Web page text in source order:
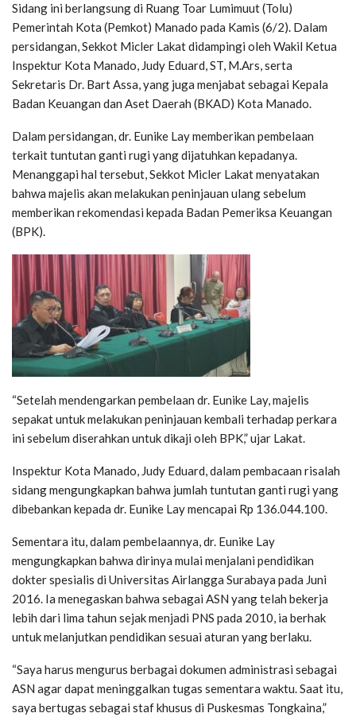
Sidang ini berlangsung di Ruang Toar Lumimuut (Tolu)
Pemerintah Kota (Pemkot) Manado pada Kamis (6/2). Dalam
persidangan, Sekkot Micler Lakat didampingi oleh Wakil Ketua
Inspektur Kota Manado, Judy Eduard, ST, M.Ars, serta
Sekretaris Dr. Bart Assa, yang juga menjabat sebagai Kepala
Badan Keuangan dan Aset Daerah (BKAD) Kota Manado.
Dalam persidangan, dr. Eunike Lay memberikan pembelaan
terkait tuntutan ganti rugi yang dijatuhkan kepadanya.
Menanggapi hal tersebut, Sekkot Micler Lakat menyatakan
bahwa majelis akan melakukan peninjauan ulang sebelum
memberikan rekomendasi kepada Badan Pemeriksa Keuangan
(BPK).
“Setelah mendengarkan pembelaan dr. Eunike Lay, majelis
sepakat untuk melakukan peninjauan kembali terhadap perkara
ini sebelum diserahkan untuk dikaji oleh BPK,” ujar Lakat.
Inspektur Kota Manado, Judy Eduard, dalam pembacaan risalah
sidang mengungkapkan bahwa jumlah tuntutan ganti rugi yang
dibebankan kepada dr. Eunike Lay mencapai Rp 136.044.100.
Sementara itu, dalam pembelaannya, dr. Eunike Lay
mengungkapkan bahwa dirinya mulai menjalani pendidikan
dokter spesialis di Universitas Airlangga Surabaya pada Juni
2016. Ia menegaskan bahwa sebagai ASN yang telah bekerja
lebih dari lima tahun sejak menjadi PNS pada 2010, ia berhak
untuk melanjutkan pendidikan sesuai aturan yang berlaku.
“Saya harus mengurus berbagai dokumen administrasi sebagai
ASN agar dapat meninggalkan tugas sementara waktu. Saat itu,
saya bertugas sebagai staf khusus di Puskesmas Tongkaina,”